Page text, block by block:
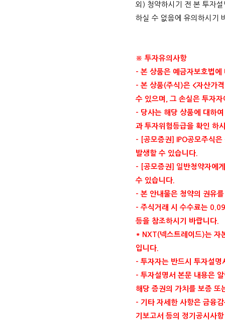
외 ) 청약하시기 전 본 투자
하실 수 없음에 유의하시기
※ 투자유의사항
- 본 상품은 예금자보호법에
- 본 상품(주식 )은 <자산가
수 있으며
그 손실은 투자
- 당사는 해당 상품에 대하
과 투자위험등급을 확인 하
- [ 공모증권 ] IPO공모주식은
발생할 수 있습니다
- [ 공모증권
일반청약자에
수 있습니다
- 본 안내물은 청약의 권유
- 주식거래 시 수수료는
등을 참조하시기 바랍니다
* NXT(넥스트레이드)는 자
입니다
- 투자자는 반드시 투자설명
- 투자설명서 본문 내용은
해당 증권의 가치를 보증 또
- 기타 자세한 사항은 금융
기보고서 등의 정기공시사